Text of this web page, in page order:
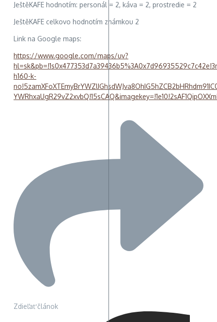
JeštěKAFE hodnotím: personál = 2, káva = 2, prostredie = 2
JeštěKAFE celkovo hodnotím známkou 2
Link na Google maps:
https://www.google.com/maps/uv?
h160-k-
Zdieľať článok